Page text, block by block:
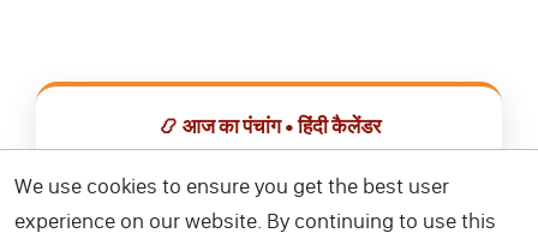
📿 आज का पंचांग • हिंदी कैलेंडर
📅 हिंदी कैलेंडर ऐप डाउनलोड करें
We use cookies to ensure you get the best user
experience on our website. By continuing to use this